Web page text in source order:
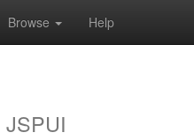
Browse Help
JSPUI